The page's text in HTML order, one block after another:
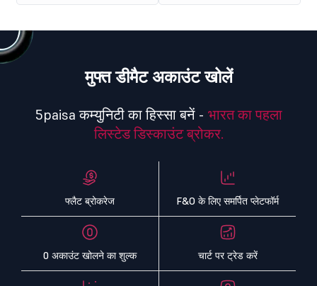
मुफ्त डीमैट अकाउंट खोलें
5paisa कम्युनिटी का हिस्सा बनें - भारत का पहला
लिस्टेड डिस्काउंट ब्रोकर.
फ्लैट ब्रोकरेज F&O के लिए समर्पित प्लेटफॉर्म
0 अकाउंट खोलने का शुल्क चार्ट पर ट्रेड करें